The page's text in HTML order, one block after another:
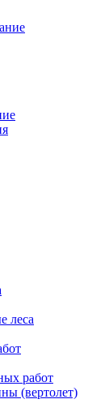
леса
работ
(вертолет)